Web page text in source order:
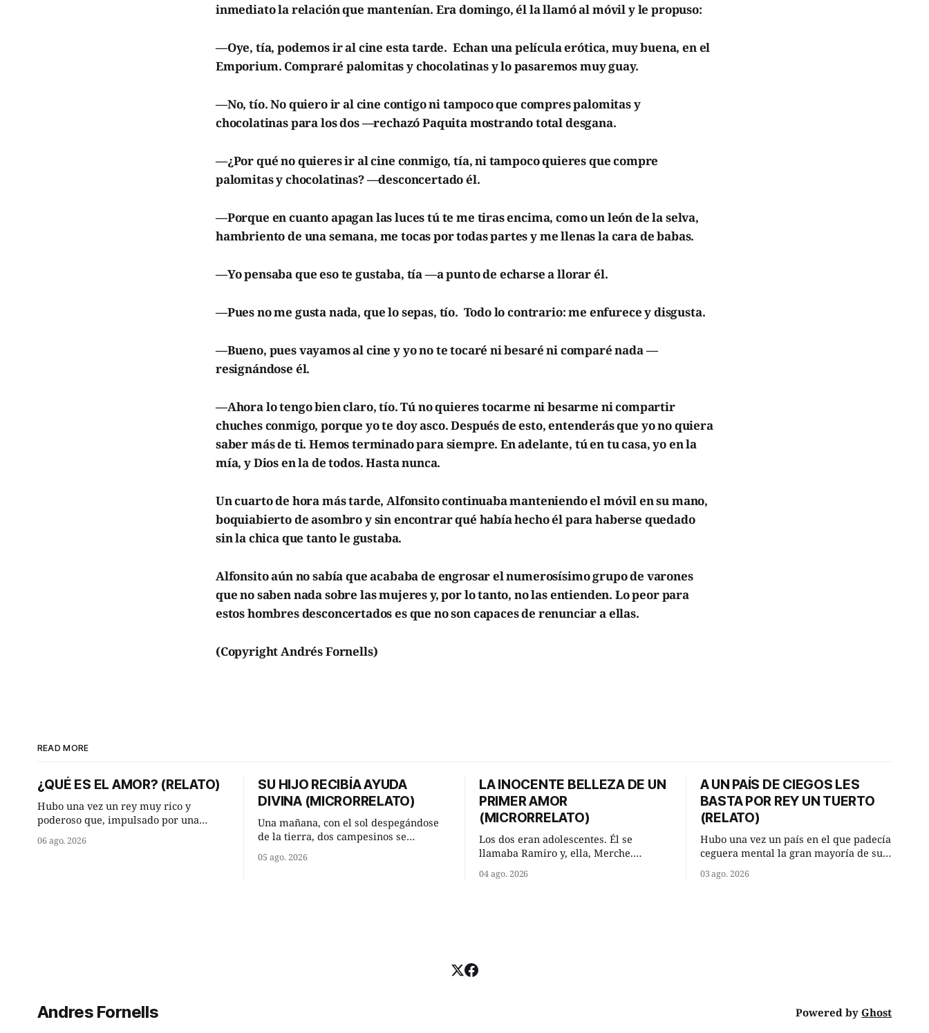
inmediato la relación que mantenían. Era domingo, él la llamó al móvil y le propuso:
—Oye, tía, podemos ir al cine esta tarde. Echan una película erótica, muy buena, en el
Emporium. Compraré palomitas y chocolatinas y lo pasaremos muy guay.
—No, tío. No quiero ir al cine contigo ni tampoco que compres palomitas y
chocolatinas para los dos —rechazó Paquita mostrando total desgana.
—¿Por qué no quieres ir al cine conmigo, tía, ni tampoco quieres que compre
palomitas y chocolatinas? —desconcertado él.
—Porque en cuanto apagan las luces tú te me tiras encima, como un león de la selva,
hambriento de una semana, me tocas por todas partes y me llenas la cara de babas.
—Yo pensaba que eso te gustaba, tía —a punto de echarse a llorar él.
—Pues no me gusta nada, que lo sepas, tío. Todo lo contrario: me enfurece y disgusta.
—Bueno, pues vayamos al cine y yo no te tocaré ni besaré ni comparé nada —
resignándose él.
—Ahora lo tengo bien claro, tío. Tú no quieres tocarme ni besarme ni compartir
chuches conmigo, porque yo te doy asco. Después de esto, entenderás que yo no quiera
saber más de ti. Hemos terminado para siempre. En adelante, tú en tu casa, yo en la
mía, y Dios en la de todos. Hasta nunca.
Un cuarto de hora más tarde, Alfonsito continuaba manteniendo el móvil en su mano,
boquiabierto de asombro y sin encontrar qué había hecho él para haberse quedado
sin la chica que tanto le gustaba.
Alfonsito aún no sabía que acababa de engrosar el numerosísimo grupo de varones
que no saben nada sobre las mujeres y, por lo tanto, no las entienden. Lo peor para
estos hombres desconcertados es que no son capaces de renunciar a ellas.
(Copyright Andrés Fornells)
READ MORE
¿QUÉ ES EL AMOR? (RELATO)
Hubo una vez un rey muy rico y
poderoso que, impulsado por una
hizo una inesperada pregunta al más
06 ago. 2026
SU HIJO RECIBÍA AYUDA
DIVINA (MICRORRELATO)
Una mañana, con el sol despegándose
de la tierra, dos campesinos se
detuvieron un momento a hablar. —
05 ago. 2026
LA INOCENTE BELLEZA DE UN
PRIMER AMOR
(MICRORRELATO)
Los dos eran adolescentes. Él se
llamaba Ramiro y, ella, Merche.
domingo de verano, a las ocho de la
04 ago. 2026
A UN PAÍS DE CIEGOS LES
BASTA POR REY UN TUERTO
(RELATO)
Hubo una vez un país en el que padecía
ceguera mental la gran mayoría de sus
multitud de ciegos mentales valiéndose
03 ago. 2026
Andres Fornells Powered byGhost